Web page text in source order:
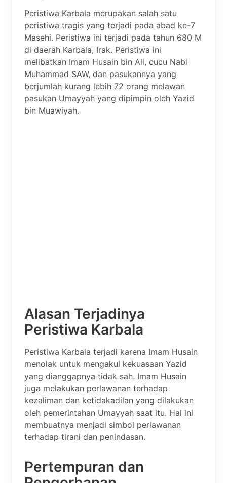
Peristiwa Karbala merupakan salah satu
peristiwa tragis yang terjadi pada abad ke-7
Masehi. Peristiwa ini terjadi pada tahun 680 M
di daerah Karbala, Irak. Peristiwa ini
melibatkan Imam Husain bin Ali, cucu Nabi
Muhammad SAW, dan pasukannya yang
berjumlah kurang lebih 72 orang melawan
pasukan Umayyah yang dipimpin oleh Yazid
bin Muawiyah.
Alasan Terjadinya
Peristiwa Karbala
Peristiwa Karbala terjadi karena Imam Husain
menolak untuk mengakui kekuasaan Yazid
yang dianggapnya tidak sah. Imam Husain
juga melakukan perlawanan terhadap
kezaliman dan ketidakadilan yang dilakukan
oleh pemerintahan Umayyah saat itu. Hal ini
membuatnya menjadi simbol perlawanan
terhadap tirani dan penindasan.
Pertempuran dan